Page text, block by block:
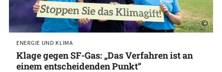
©
Klage gegen SF-Gas: „Das Verfahren ist an
einem entscheidenden Punkt“
ENERGIE UND KLIMA